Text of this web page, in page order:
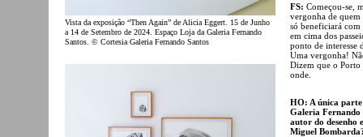
Vista da exposição “Then Again” de Alicia Eggert. 15 de Junho
a 14 de Setembro de 2024. Espaço Loja da Galeria Fernando
Santos. © Cortesia Galeria Fernando Santos
FS: Começou-se,
vergonha de
só beneficiará com
em cima dos
ponto de interesse
Uma vergonha!
Dizem que o Porto
onde.
HO: A única
Galeria Fernando
autor do desenho
Miguel